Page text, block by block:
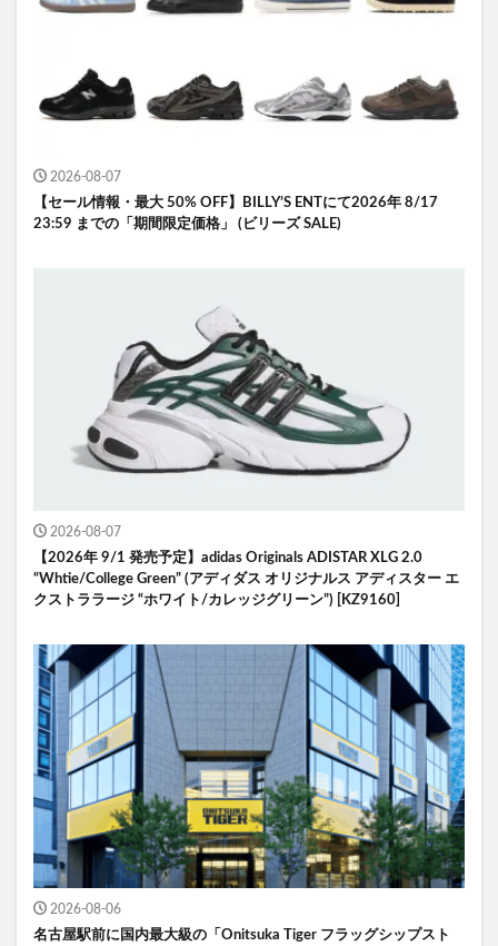
2026-08-07
【セール情報・最大 50% OFF】BILLY’S ENTにて2026年 8/17
23:59 までの「期間限定価格」 (ビリーズ SALE)
2026-08-07
【2026年 9/1 発売予定】adidas Originals ADISTAR XLG 2.0
“Whtie/College Green” (アディダス オリジナルス アディスター エ
クストララージ “ホワイト/カレッジグリーン”) [KZ9160]
2026-08-06
名古屋駅前に国内最大級の「Onitsuka Tiger フラッグシップスト